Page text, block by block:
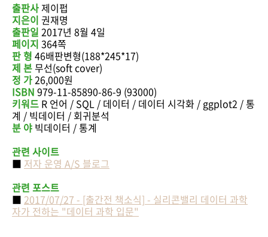
출판사제이펍
지은이 권재명
출판일 2017년 8월 4일
페이지 364쪽
판 형 46배판변형(188*245*17)
제 본무선(soft cover)
정 가26,000원
ISBN 979-11-85890-86-9 (93000)
키워드 R 언어 / SQL / 데이터 / 데이터 시각화 / ggplot2 / 통
계 / 빅데이터 / 회귀분석
분 야 빅데이터 / 통계
관련 사이트
■ 저자 운영 A/S 블로그
관련 포스트
■ 2017/07/27 - [출간전 책소식] - 실리콘밸리 데이터 과학
자가 전하는 "데이터 과학 입문"